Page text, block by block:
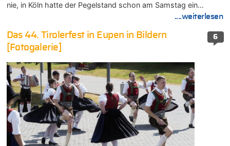
nie, in Köln hatte der Pegelstand schon am Samstag ein…
....weiterlesen
6
Das 44. Tirolerfest in Eupen in Bildern
[Fotogalerie]